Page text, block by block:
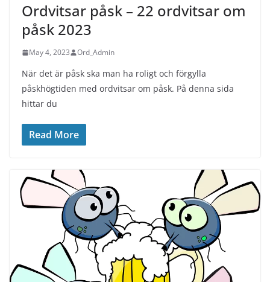
Ordvitsar påsk – 22 ordvitsar om
påsk 2023
May 4, 2023 Ord_Admin
När det är påsk ska man ha roligt och förgylla
påskhögtiden med ordvitsar om påsk. På denna sida
hittar du
Read More